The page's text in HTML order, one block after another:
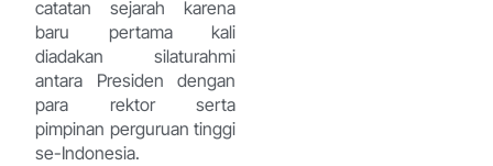
catatan sejarah karena
baru pertama kali
diadakan silaturahmi
antara Presiden dengan
para rektor serta
pimpinan perguruan tinggi
se-Indonesia.